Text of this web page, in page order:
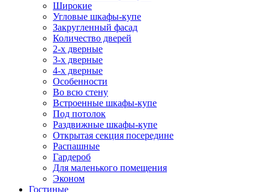
Широкие
Угловые шкафы-купе
Закругленный фасад
Количество дверей
2-х дверные
3-х дверные
4-х дверные
Особенности
Во всю стену
Встроенные шкафы-купе
Под потолок
Раздвижные шкафы-купе
Открытая секция посередине
Распашные
Гардероб
Для маленького помещения
Эконом
Гостиные